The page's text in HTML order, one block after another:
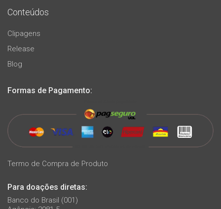
Conteúdos
Clipagens
Release
Blog
Formas de Pagamento:
Termo de Compra de Produto
Para doações diretas:
Banco do Brasil (001)